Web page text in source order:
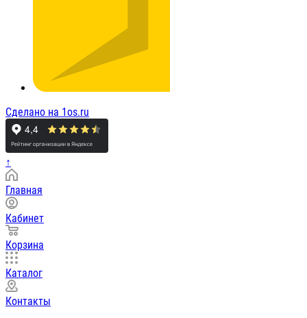
Сделано на 1os.ru
↑
Главная
Кабинет
Корзина
Каталог
Контакты